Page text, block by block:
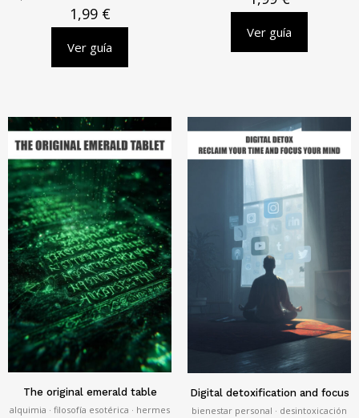
1,99 €
Ver guía
Ver guía
The original emerald table
alquimia · filosofía esotérica · hermes
Digital detoxification and focus
bienestar personal · desintoxicación